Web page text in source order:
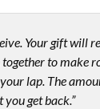
Your gift will
together to make
lap. The
get back.”